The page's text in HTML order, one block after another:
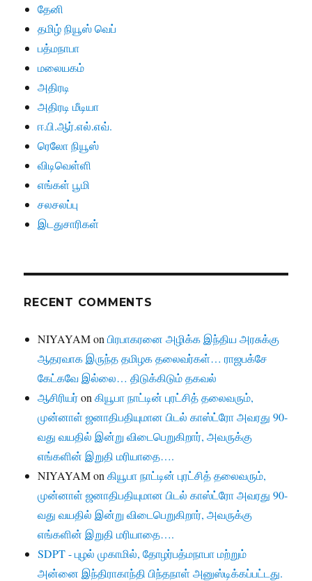
தேனி
தமிழ் நியூஸ் வெப்
பத்மநாபா
மலையகம்
அதிரடி
அதிரடி மீடியா
ஈ.பி.ஆர்.எல்.எவ்.
ரெலோ நியூஸ்
விடிவெள்ளி
எங்கள் பூமி
சலசலப்பு
இடதுசாரிகள்
RECENT COMMENTS
NIYAYAMonபிரபாகரனை அழிக்க இந்திய அரசுக்கு
ஆதரவாக இருந்த தமிழக தலைவர்கள்… ராஜபக்சே
கேட்கவே இல்லை… திடுக்கிடும் தகவல்
ஆசிரியர்onகியூபா நாட்டின் புரட்சித் தலைவரும்,
முன்னாள் ஜனாதிபதியுமான பிடல் காஸ்ட்ரோ அவரது 90-
வது வயதில் இன்று விடைபெறுகிறார், அவருக்கு
எங்களின் இறுதி மரியாதை….
NIYAYAMonகியூபா நாட்டின் புரட்சித் தலைவரும்,
முன்னாள் ஜனாதிபதியுமான பிடல் காஸ்ட்ரோ அவரது 90-
வது வயதில் இன்று விடைபெறுகிறார், அவருக்கு
எங்களின் இறுதி மரியாதை….
SDPT - புழல் முகாமில், தோழர்பத்மநாபா மற்றும்
அன்னை இந்திராகாந்தி பிந்தநாள் அனுஸ்டிக்கப்பட்டது.